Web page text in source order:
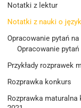
Notatki z lektur
Notatki z nauki o
Opracowanie pytań
Opracowanie
Przykłady rozprawek
Rozprawka konkurs
Rozprawka